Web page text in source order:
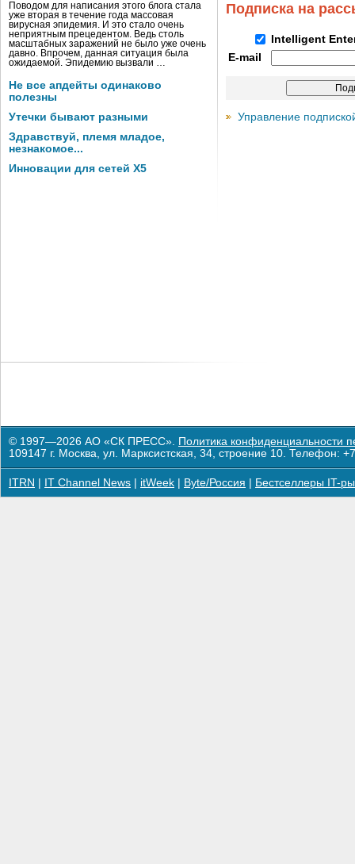
Поводом для написания этого блога стала
уже вторая в течение года массовая
вирусная эпидемия. И это стало очень
неприятным прецедентом. Ведь столь
масштабных заражений не было уже очень
давно. Впрочем, данная ситуация была
ожидаемой. Эпидемию вызвали …
Не все апдейты одинаково
полезны
Утечки бывают разными
Здравствуй, племя младое,
незнакомое...
Инновации для сетей X5
Подписка на
Intelligent
E-mail
Управление
© 1997—2026 АО «СК ПРЕСС». Политика конфиденциальности
109147 г. Москва, ул. Марксистская, 34, строение 10. Телефон:
ITRN IT Channel News itWeek Byte/Россия Бестселлеры IT-